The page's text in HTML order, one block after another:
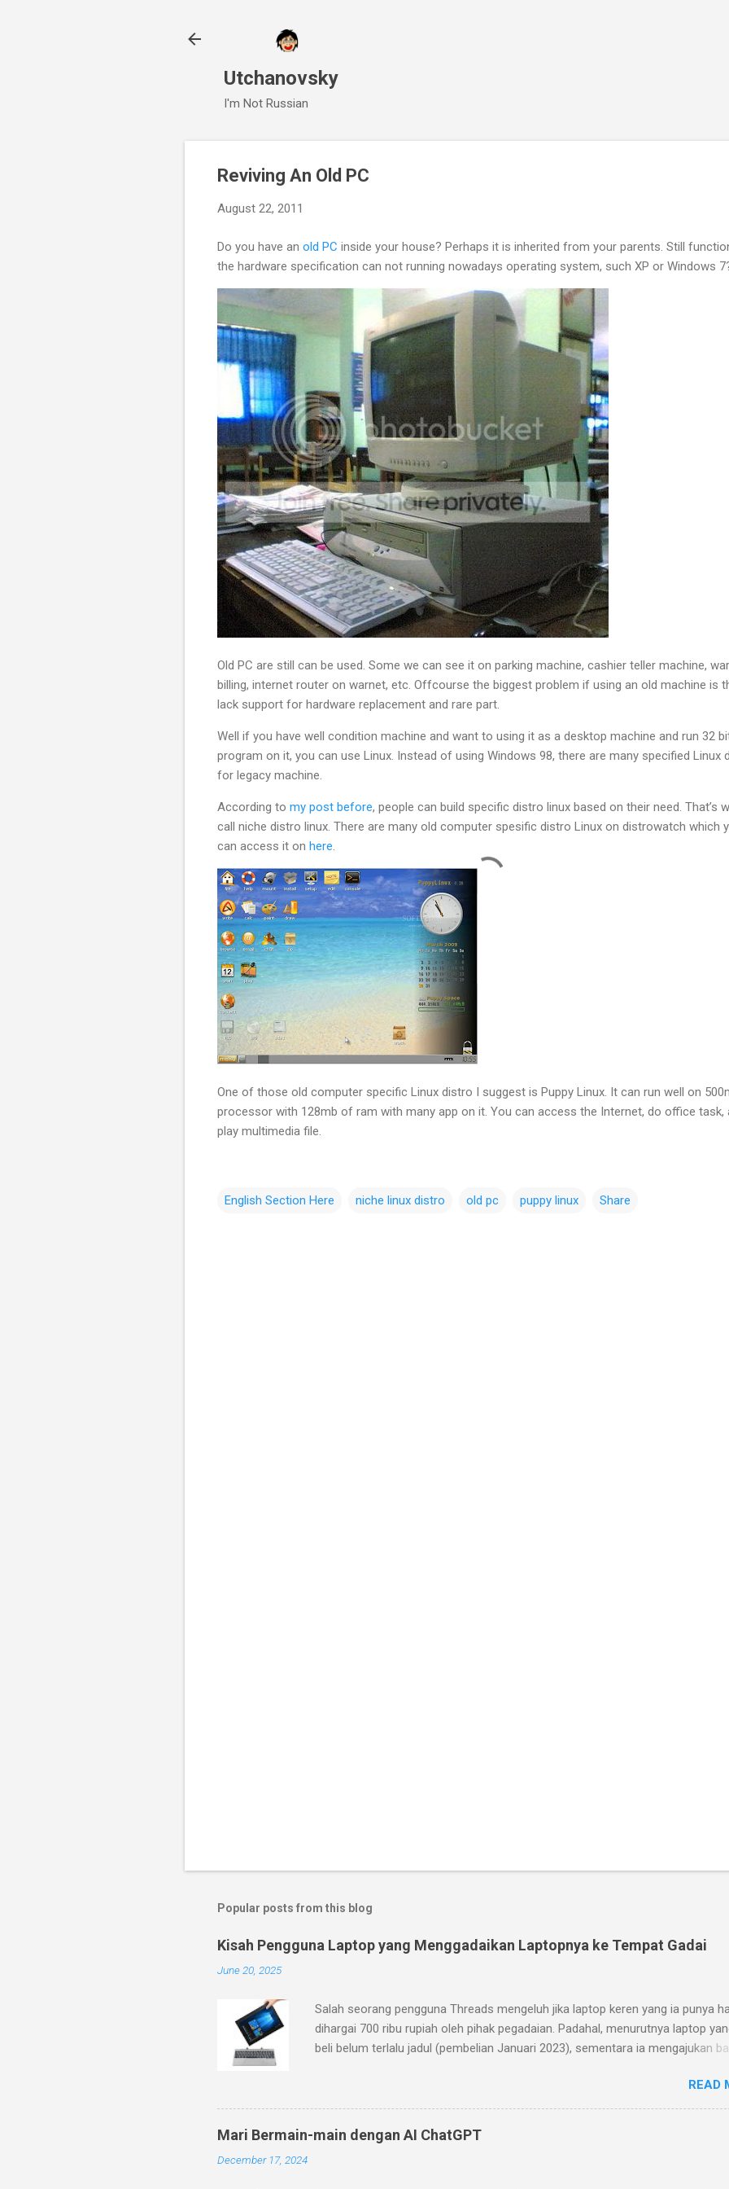
Utchanovsky
I'm Not Russian
Reviving An Old PC
August 22, 2011
Do you have an old PC inside your house? Perhaps it is inherited from your parents. Still
the hardware specification can not running nowadays operating system, such XP or Windows
Old PC are still can be used. Some we can see it on parking machine, cashier teller machine,
billing, internet router on warnet, etc. Offcourse the biggest problem if using an old machine is
lack support for hardware replacement and rare part.
Well if you have well condition machine and want to using it as a desktop machine and run 32
program on it, you can use Linux. Instead of using Windows 98, there are many specified Linux
for legacy machine.
According to my post before, people can build specific distro linux based on their need. That’s
call niche distro linux. There are many old computer spesific distro Linux on distrowatch which
can access it on here
One of those old computer specific Linux distro I suggest is Puppy Linux. It can run well on
processor with 128mb of ram with many app on it. You can access the Internet, do office task,
play multimedia file.
English Section Here niche linux distro old pc puppy linux Share
Popular posts from this blog
Kisah Pengguna Laptop yang Menggadaikan Laptopnya ke Tempat Gadai
June 20, 2025
Salah seorang pengguna Threads mengeluh jika laptop keren yang ia punya
dihargai 700 ribu rupiah oleh pihak pegadaian. Padahal, menurutnya laptop
beli belum terlalu jadul (pembelian Januari 2023), sementara ia mengajukan
dan fitur yang keren (keyboard yang bisa dilepas dan layar sentuh dengan
mineral gray). Pihak pegadaian (ini masih kurang jelas apakah Pegadaian
dengan logo hijau atau pegadaian yang umum ada di pinggir-pinggir jalan)
bahwa laptop itu memiliki spesifikasi yang jelek. Prosesornya hanya Celeron
READ
Mari Bermain-main dengan AI ChatGPT
December 17, 2024